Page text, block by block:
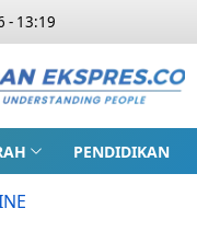
- 13:19
PENDIDIKAN